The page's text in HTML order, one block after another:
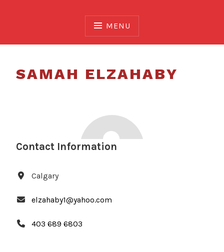
MENU
SAMAH ELZAHABY
Contact Information
Calgary
elzahaby1@yahoo.com
403 689 6803